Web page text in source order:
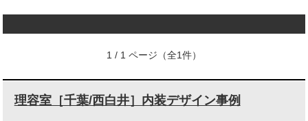
1 / 1 ページ（全1件）
理容室［千葉/西白井］内装デザイン事例